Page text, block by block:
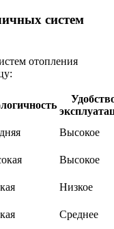
систем
отопления
Высокое
Высокое
Низкое
Среднее